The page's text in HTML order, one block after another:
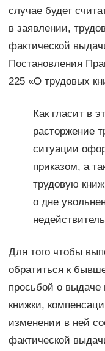
случае будет
в заявлении,
фактической
Постановления
225 «О трудовых
Как гласит в
расторжение
ситуации
приказом, а
трудовую
о дне
Для того чтобы
обратиться к
просьбой о выдаче
книжки,
изменении в ней
фактической